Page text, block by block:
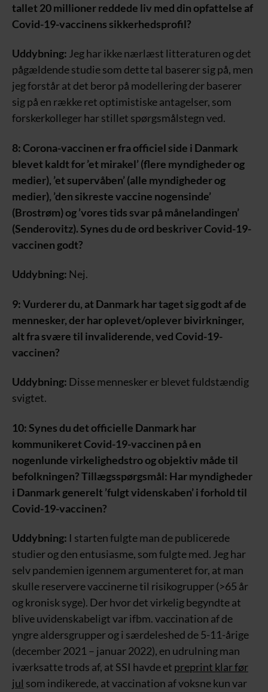
tallet 20 millioner reddede liv med din opfattelse af
Covid-19-vaccinens sikkerhedsprofil?
Uddybning: Jeg har ikke nærlæst litteraturen og det
pågældende studie som dette tal baserer sig på, men
jeg forstår at det beror på modellering der baserer
sig på en række ret optimistiske antagelser, som
forskerkolleger har stillet spørgsmålstegn ved.
8: Corona-vaccinen er fra officiel side i Danmark
blevet kaldt for ’et mirakel’ (flere myndigheder og
medier), ’et supervåben’ (alle myndigheder og
medier), ’den sikreste vaccine nogensinde’
(Brostrøm) og ’vores tids svar på månelandingen’
(Senderovitz). Synes du de ord beskriver Covid-19-
vaccinen godt?
Uddybning: Nej.
9: Vurderer du, at Danmark har taget sig godt af de
mennesker, der har oplevet/oplever bivirkninger,
alt fra svære til invaliderende, ved Covid-19-
vaccinen?
Uddybning: Disse mennesker er blevet fuldstændig
svigtet.
10: Synes du det officielle Danmark har
kommunikeret Covid-19-vaccinen på en
nogenlunde virkelighedstro og objektiv måde til
befolkningen? Tillægsspørgsmål: Har myndigheder
i Danmark generelt ’fulgt videnskaben’ i forhold til
Covid-19-vaccinen?
Uddybning: I starten fulgte man de publicerede
studier og den entusiasme, som fulgte med. Jeg har
selv pandemien igennem argumenteret for, at man
skulle reservere vaccinerne til risikogrupper (>65 år
og kronisk syge). Der hvor det virkelig begyndte at
blive uvidenskabeligt var ifbm. vaccination af de
yngre aldersgrupper og i særdeleshed de 5-11-årige
(december 2021 – januar 2022), en udrulning man
iværksatte trods af, at SSI havde et preprint klar før
jul som indikerede, at vaccination af voksne kun var